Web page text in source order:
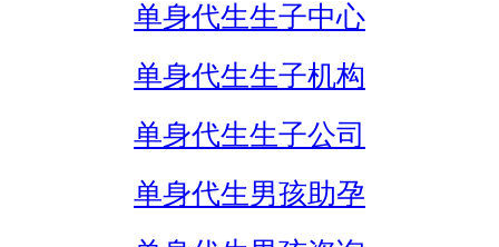
单身代生生子中心
单身代生生子机构
单身代生生子公司
单身代生男孩助孕